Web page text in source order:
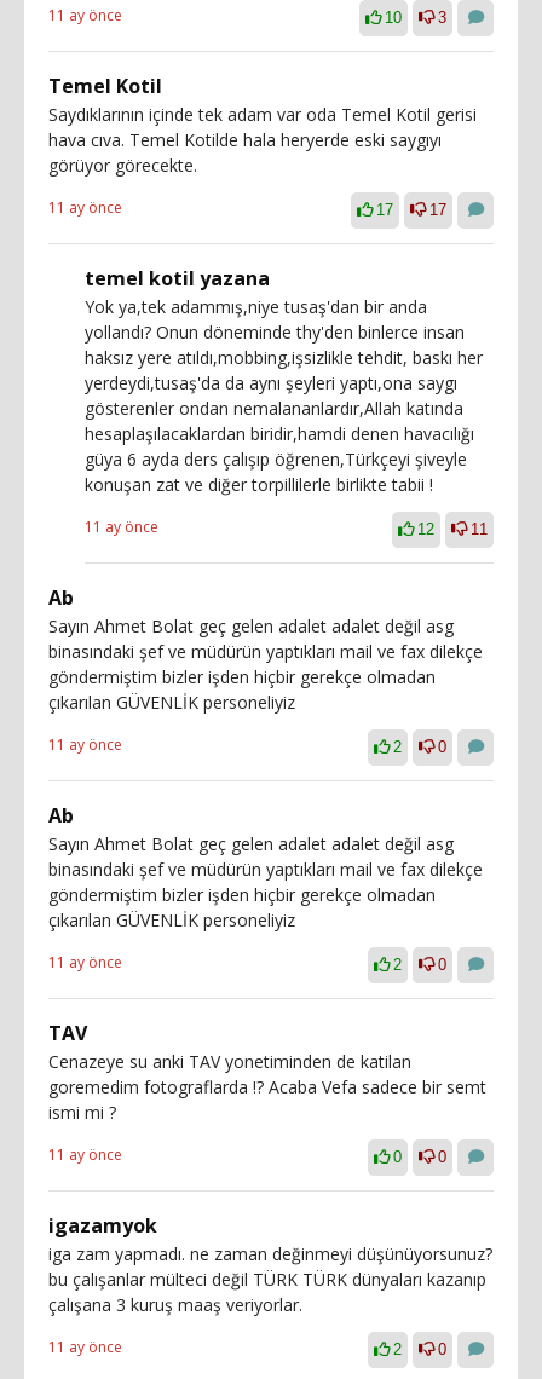
11 ay önce 10 3
Temel Kotil
Saydıklarının içinde tek adam var oda Temel Kotil gerisi
hava cıva. Temel Kotilde hala heryerde eski saygıyı
görüyor görecekte.
11 ay önce 17 17
temel kotil yazana
Yok ya,tek adammış,niye tusaş'dan bir anda
yollandı? Onun döneminde thy'den binlerce insan
haksız yere atıldı,mobbing,işsizlikle tehdit, baskı her
yerdeydi,tusaş'da da aynı şeyleri yaptı,ona saygı
gösterenler ondan nemalananlardır,Allah katında
hesaplaşılacaklardan biridir,hamdi denen havacılığı
güya 6 ayda ders çalışıp öğrenen,Türkçeyi şiveyle
konuşan zat ve diğer torpillilerle birlikte tabii !
11 ay önce 12 11
Ab
Sayın Ahmet Bolat geç gelen adalet adalet değil asg
binasındaki şef ve müdürün yaptıkları mail ve fax dilekçe
göndermiştim bizler işden hiçbir gerekçe olmadan
çıkarılan GÜVENLİK personeliyiz
11 ay önce 2 0
Ab
Sayın Ahmet Bolat geç gelen adalet adalet değil asg
binasındaki şef ve müdürün yaptıkları mail ve fax dilekçe
göndermiştim bizler işden hiçbir gerekçe olmadan
çıkarılan GÜVENLİK personeliyiz
11 ay önce 2 0
TAV
Cenazeye su anki TAV yonetiminden de katilan
goremedim fotograflarda !? Acaba Vefa sadece bir semt
ismi mi ?
11 ay önce 0 0
igazamyok
iga zam yapmadı. ne zaman değinmeyi düşünüyorsunuz?
bu çalışanlar mülteci değil TÜRK TÜRK dünyaları kazanıp
çalışana 3 kuruş maaş veriyorlar.
11 ay önce 2 0